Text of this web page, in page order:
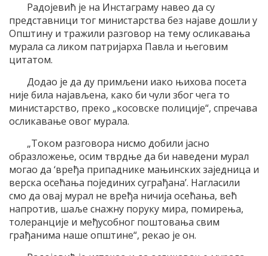
Радојевић је на Инстаграму навео да су
представници тог министарства без најаве дошли у
Општину и тражили разговор на тему осликавања
мурала са ликом патријарха Павла и његовим
цитатом.
Додао је да ду примљени иако њихова посета
није била најављена, како би чули због чега то
министарство, преко „косовске полиције“, спречава
осликавање овог мурала.
„Током разговора нисмо добили јасно
образложење, осим тврдње да би наведени мурал
могао да ‘вређа припаднике мањинских заједница и
верска осећања појединих суграђана’. Нагласили
смо да овај мурал не вређа ничија осећања, већ
напротив, шаље снажну поруку мира, помирења,
толеранције и међусобног поштовања свим
грађанима наше општине“, рекао је он.